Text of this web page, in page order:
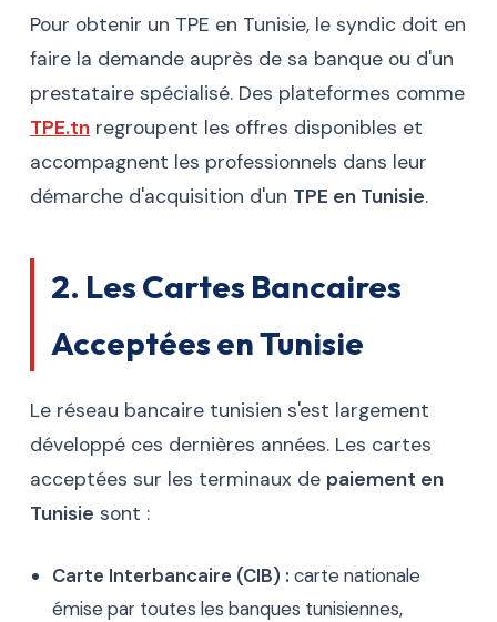
Pour obtenir un TPE en Tunisie, le syndic doit en
faire la demande auprès de sa banque ou d'un
prestataire spécialisé. Des plateformes comme
TPE.tnregroupent les offres disponibles et
accompagnent les professionnels dans leur
démarche d'acquisition d'un TPE en Tunisie.
2. Les Cartes Bancaires
Acceptées en Tunisie
Le réseau bancaire tunisien s'est largement
développé ces dernières années. Les cartes
acceptées sur les terminaux de paiement en
Tunisie sont :
Carte Interbancaire (CIB) : carte nationale
émise par toutes les banques tunisiennes,